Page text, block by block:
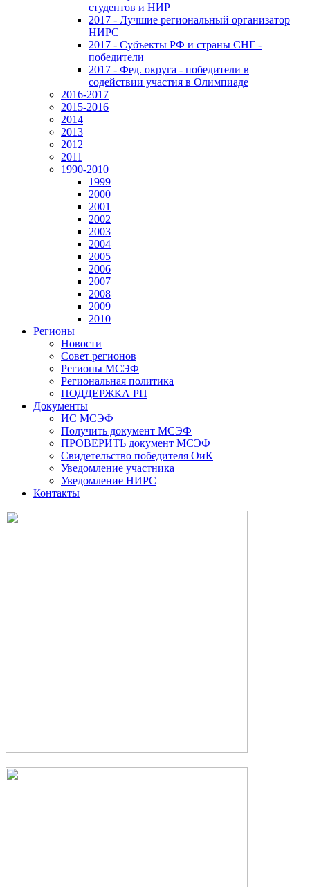
студентов и НИР
2017 - Лучшие региональный организатор
НИРС
2017 - Субъекты РФ и страны СНГ -
победители
2017 - Фед. округа - победители в
содействии участия в Олимпиаде
2016-2017
2015-2016
2014
2013
2012
2011
1990-2010
1999
2000
2001
2002
2003
2004
2005
2006
2007
2008
2009
2010
Регионы
Новости
Совет регионов
Регионы МСЭФ
Региональная политика
ПОДДЕРЖКА РП
Документы
ИС МСЭФ
Получить документ МСЭФ
ПРОВЕРИТЬ документ МСЭФ
Свидетельство победителя ОиК
Уведомление участника
Уведомление НИРС
Контакты